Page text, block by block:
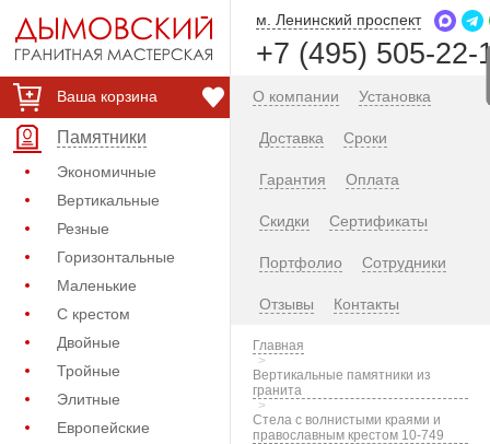
Ваша корзина
Памятники
Экономичные
Вертикальные
Резные
Горизонтальные
Маленькие
С крестом
Двойные
Тройные
Элитные
Европейские
м. Ленинский проспект
+7 (495) 505-22-
О компании Установка
Доставка Сроки
Гарантия Оплата
Скидки Сертификаты
Портфолио Сотрудники
Отзывы Контакты
Главная
Вертикальные памятники из
гранита
Стела с волнистыми краями и
православным крестом 10-749